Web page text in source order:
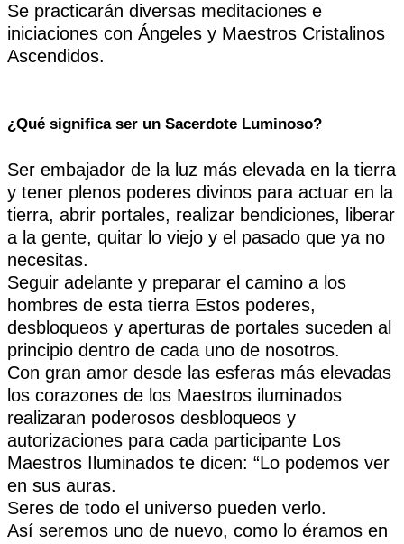
Se practicarán diversas meditaciones e
iniciaciones con Ángeles y Maestros Cristalinos
Ascendidos.
¿Qué significa ser un Sacerdote Luminoso?
Ser embajador de la luz más elevada en la tierra
y tener plenos poderes divinos para actuar en la
tierra, abrir portales, realizar bendiciones, liberar
a la gente, quitar lo viejo y el pasado que ya no
necesitas.
Seguir adelante y preparar el camino a los
hombres de esta tierra Estos poderes,
desbloqueos y aperturas de portales suceden al
principio dentro de cada uno de nosotros.
Con gran amor desde las esferas más elevadas
los corazones de los Maestros iluminados
realizaran poderosos desbloqueos y
autorizaciones para cada participante Los
Maestros Iluminados te dicen: “Lo podemos ver
en sus auras.
Seres de todo el universo pueden verlo.
Así seremos uno de nuevo, como lo éramos en